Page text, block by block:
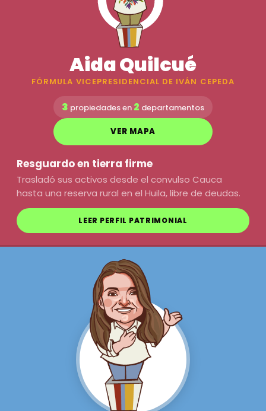
Aida Quilcué
FÓRMULA VICEPRESIDENCIAL DE IVÁN CEPEDA
3 propiedades en 2 departamentos
VER MAPA
Resguardo en tierra firme
Trasladó sus activos desde el convulso Cauca
hasta una reserva rural en el Huila, libre de deudas.
LEER PERFIL PATRIMONIAL